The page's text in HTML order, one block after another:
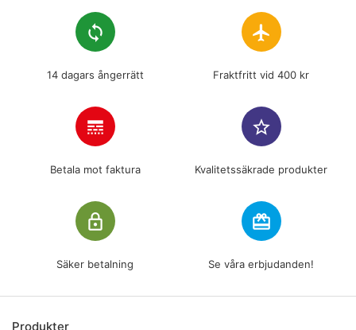
loop
14 dagars ångerrätt
flight
Fraktfritt vid 400 kr
line_style
Betala mot faktura
star_border
Kvalitetssäkrade produkter
lock_outline
Säker betalning
redeem
Se våra erbjudanden!
Produkter